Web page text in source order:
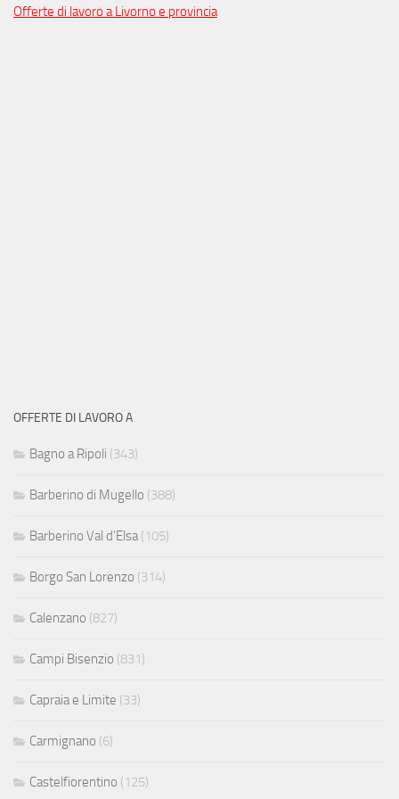
Offerte di lavoro a Livorno e provincia
OFFERTE DI LAVORO A
Bagno a Ripoli (343)
Barberino di Mugello (388)
Barberino Val d'Elsa(105)
Borgo San Lorenzo (314)
Calenzano (827)
Campi Bisenzio (831)
Capraia e Limite (33)
Carmignano (6)
Castelfiorentino (125)